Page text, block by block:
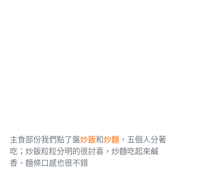
主食部份我們點了盤炒飯和炒麵 ，五個人分著
吃；炒飯粒粒分明的很討喜，炒麵吃起來鹹
香、麵條口感也很不錯